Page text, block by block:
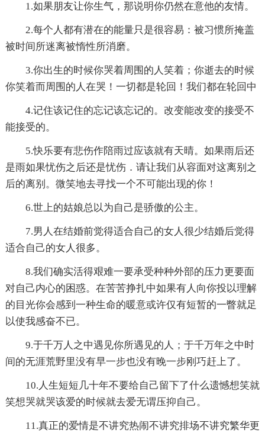
1.如果朋友让你生气，那说明你仍然在意他的友情。
2.每个人都有潜在的能量只是很容易：被习惯所掩盖
被时间所迷离被惰性所消磨。
3.你出生的时候你哭着周围的人笑着；你逝去的时候
你笑着而周围的人在哭！一切都是轮回！我们都在轮回中
4.记住该记住的忘记该忘记的。改变能改变的接受不
能接受的。
5.快乐要有悲伤作陪雨过应该就有天晴。如果雨后还
是雨如果忧伤之后还是忧伤．请让我们从容面对这离别之
后的离别。微笑地去寻找一个不可能出现的你！
6.世上的姑娘总以为自己是骄傲的公主。
7.男人在结婚前觉得适合自己的女人很少结婚后觉得
适合自己的女人很多。
8.我们确实活得艰难一要承受种种外部的压力更要面
对自己内心的困惑。在苦苦挣扎中如果有人向你投以理解
的目光你会感到一种生命的暖意或许仅有短暂的一瞥就足
以使我感奋不已。
9.于千万人之中遇见你所遇见的人；于千万年之中时
间的无涯荒野里没有早一步也没有晚一步刚巧赶上了。
10.人生短短几十年不要给自己留下了什么遗憾想笑就
笑想哭就哭该爱的时候就去爱无谓压抑自己。
11.真正的爱情是不讲究热闹不讲究排场不讲究繁华更